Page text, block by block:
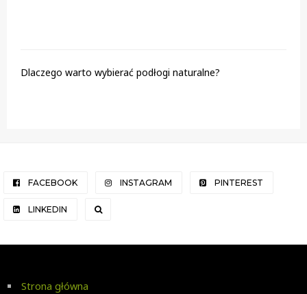
Dlaczego warto wybierać podłogi naturalne?
FACEBOOK INSTAGRAM PINTEREST
LINKEDIN
Strona główna